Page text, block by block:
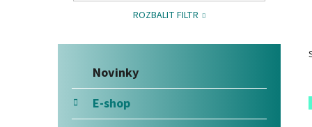
ROZBALIT FILTR
kategorie
t
e
Novinky
E-shop